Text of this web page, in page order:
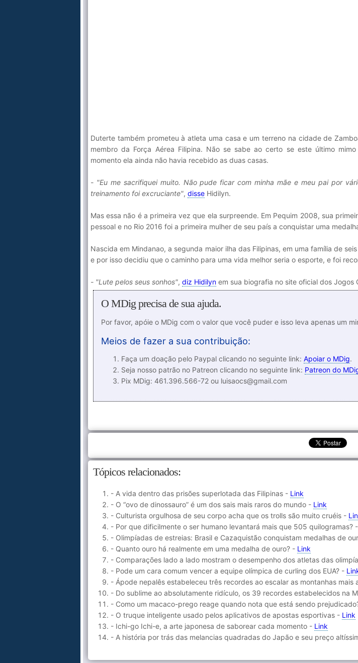
Duterte também prometeu à atleta uma casa e um terreno na cidade de
membro da Força Aérea Filipina. Não se sabe ao certo se este último
momento ela ainda não havia recebido as duas casas.
- "Eu me sacrifiquei muito. Não pude ficar com minha mãe e meu pai por
treinamento foi excruciante", disse Hidilyn.
Mas essa não é a primeira vez que ela surpreende. Em Pequim 2008, sua
pessoal e no Rio 2016 foi a primeira mulher de seu país a conquistar uma
Nascida em Mindanao, a segunda maior ilha das Filipinas, em uma família de
e por isso decidiu que o caminho para uma vida melhor seria o esporte, e foi
- "Lute pelos seus sonhos", diz Hidilyn em sua biografia no site oficial dos Jogos
O MDig precisa de sua ajuda.
Por favor, apóie o MDig com o valor que você puder e isso leva apenas um
Meios de fazer a sua contribuição:
Faça um doação pelo Paypal clicando no seguinte link: Apoiar o MDig.
Seja nosso patrão no Patreon clicando no seguinte link: Patreon do
Pix MDig: 461.396.566-72 ou luisaocs@gmail.com
Tópicos relacionados:
- A vida dentro das prisões superlotada das Filipinas - Link
- O “ovo de dinossauro” é um dos sais mais raros do mundo - Link
- Culturista orgulhosa de seu corpo acha que os trolls são muito cruéis -
- Por que dificilmente o ser humano levantará mais que 505 quilogramas? -
- Olimpíadas de estreias: Brasil e Cazaquistão conquistam medalhas de
- Quanto ouro há realmente em uma medalha de ouro? - Link
- Comparações lado a lado mostram o desempenho dos atletas das
- Pode um cara comum vencer a equipe olímpica de curling dos EUA? -
- Ápode nepalês estabeleceu três recordes ao escalar as montanhas mais
- Do sublime ao absolutamente ridículo, os 39 recordes estabelecidos na
- Como um macaco-prego reage quando nota que está sendo
- O truque inteligente usado pelos aplicativos de apostas esportivas - Link
- Ichi-go Ichi-e, a arte japonesa de saborear cada momento - Link
- A história por trás das melancias quadradas do Japão e seu preço